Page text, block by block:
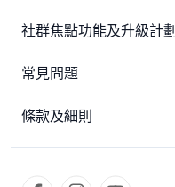
社群焦點功能及升級計劃
常見問題
條款及細則